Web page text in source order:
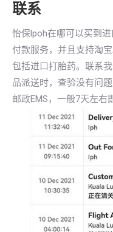
联系
怡保lpoh在哪可以买到
付款服务，并且支持淘
包括进口打胎药。联系
品派送时，查验没有问
邮政EMS，一般7天左右